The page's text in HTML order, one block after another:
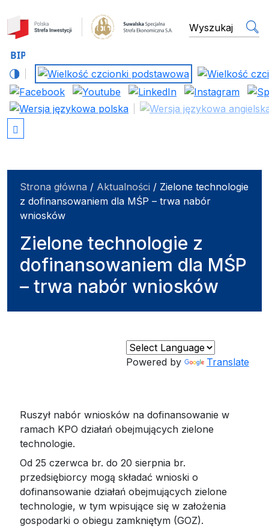
Suwalska Specjalnawyszukiwarka
Strona główna / Aktualności / Zielone technologie
z dofinansowaniem dla MŚP – trwa nabór
wniosków
Zielone technologie z
dofinansowaniem dla MŚP
– trwa nabór wniosków
Powered by Translate
Ruszył nabór wniosków na dofinansowanie w
ramach KPO działań obejmujących zielone
technologie.
Od 25 czerwca br. do 20 sierpnia br.
przedsiębiorcy mogą składać wnioski o
dofinansowanie działań obejmujących zielone
technologie, w tym wpisujące się w założenia
gospodarki o obiegu zamkniętym (GOZ).